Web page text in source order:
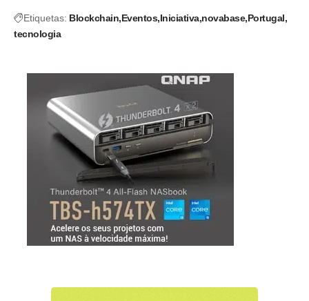
Etiquetas: Blockchain Eventos Iniciativa novabase Portugal
tecnologia